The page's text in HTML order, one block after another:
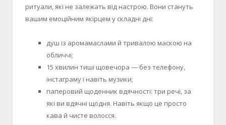
ритуали, які не залежать від настрою. Вони стануть
вашим емоційним якірцем у складні дні:
душ із аромамаслами й тривалою маскою на
обличчі;
15 хвилин тиші щовечора — без телефону,
інстаграму і навіть музики;
паперовий щоденник вдячності: три речі, за
які ви вдячні щодня. Навіть якщо це просто
кава й чисте волосся.